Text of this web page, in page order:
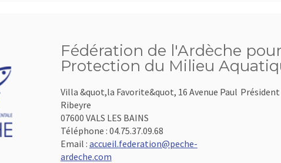
Fédération de l'Ardèche
Protection du Milieu
Villa &quot,la Favorite&quot, 16 Avenue Paul
Ribeyre
07600 VALS LES BAINS
Téléphone : 04.75.37.09.68
Email : accueil.federation@peche-
ardeche.com
Président